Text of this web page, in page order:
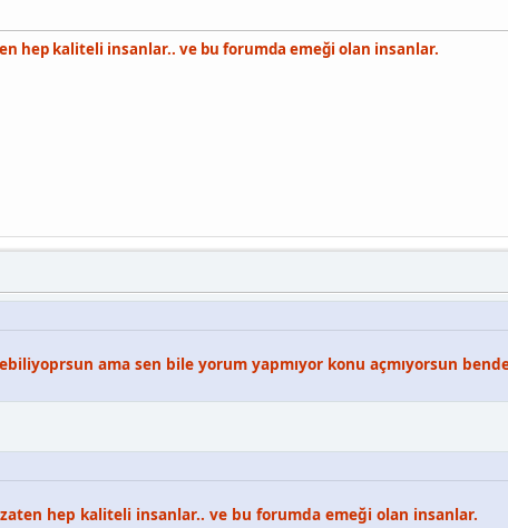
hep kaliteli insanlar.. ve bu forumda emeği olan insanlar.
ama sen bile yorum yapmıyor konu açmıyorsun
hep kaliteli insanlar.. ve bu forumda emeği olan insanlar.